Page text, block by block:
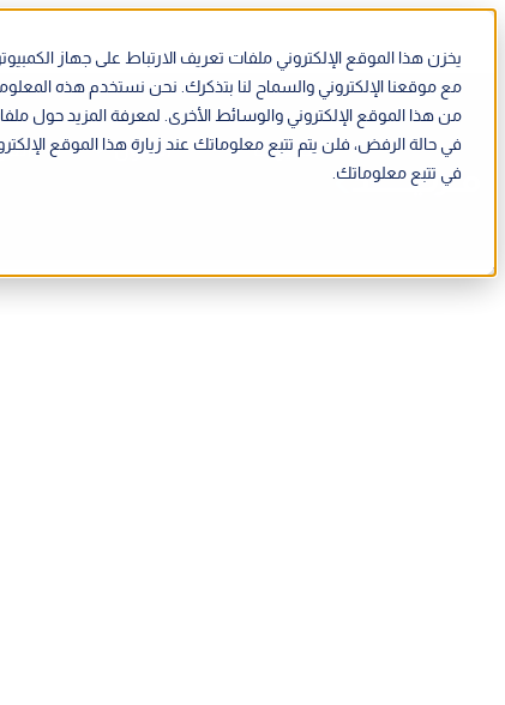
يخزن هذا الموقع الإلكتروني ملفات تعريف الارتباط على جهاز
مع موقعنا الإلكتروني والسماح لنا بتذكرك. نحن نستخدم هذه
من هذا الموقع الإلكتروني والوسائط الأخرى. لمعرفة المزيد حول
في حالة الرفض، فلن يتم تتبع معلوماتك عند زيارة هذا الموقع
في تتبع معلوماتك.
الميزات الحلول